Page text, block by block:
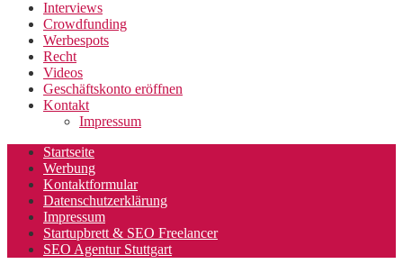
Interviews
Crowdfunding
Werbespots
Recht
Videos
Geschäftskonto eröffnen
Kontakt
Impressum
Startseite
Werbung
Kontaktformular
Datenschutzerklärung
Impressum
Startupbrett & SEO Freelancer
SEO Agentur Stuttgart